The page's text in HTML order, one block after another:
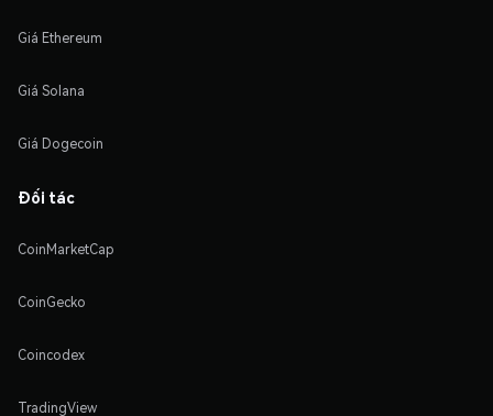
Giá Ethereum
Giá Solana
Giá Dogecoin
Đối tác
CoinMarketCap
CoinGecko
Coincodex
TradingView